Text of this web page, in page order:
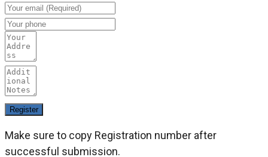
Make sure to copy Registration number after
successful submission.